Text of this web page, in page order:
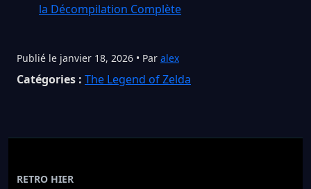
la Décompilation Complète
Publié le janvier 18, 2026 • Par alex
Catégories : The Legend of Zelda
RETRO HIER